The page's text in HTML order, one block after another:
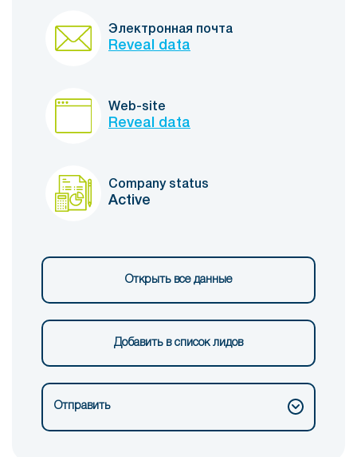
Электронная почта
Reveal data
Web-site
Reveal data
Company status
Active
Открыть все данные
Добавить в список лидов
Отправить